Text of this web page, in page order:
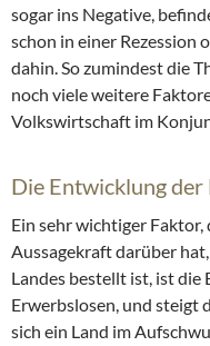
sogar ins Negative,
schon in einer Rezession
dahin. So zumindest die
noch viele weitere
Volkswirtschaft im
Die Entwicklung der
Ein sehr wichtiger Faktor,
Aussagekraft darüber
Landes bestellt ist, ist die
Erwerbslosen, und steigt
sich ein Land im